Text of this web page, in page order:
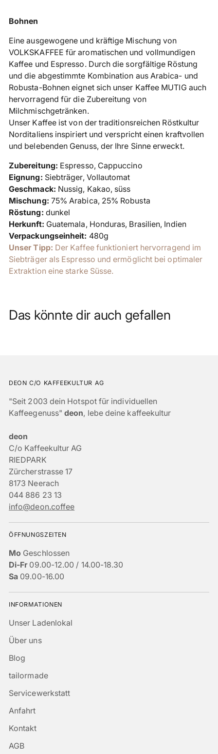
Produkt
den
Warenkorb
legen
Bohnen
Eine ausgewogene und kräftige Mischung von
VOLKSKAFFEE für aromatischen und vollmundigen
Kaffee und Espresso. Durch die sorgfältige Röstung
und die abgestimmte Kombination aus Arabica- und
Robusta-Bohnen eignet sich unser Kaffee MUTIG auch
hervorragend für die Zubereitung von
Milchmischgetränken.
Unser Kaffee ist von der traditionsreichen Röstkultur
Norditaliens inspiriert und verspricht einen kraftvollen
und belebenden Genuss, der Ihre Sinne erweckt.
Zubereitung: Espresso, Cappuccino
Eignung: Siebträger, Vollautomat
Geschmack: Nussig, Kakao, süss
Mischung: 75% Arabica, 25% Robusta
Röstung: dunkel
Herkunft: Guatemala, Honduras, Brasilien, Indien
Verpackungseinheit: 480g
Unser Tipp: Der Kaffee funktioniert hervorragend im
Siebträger als Espresso und ermöglicht bei optimaler
Extraktion eine starke Süsse.
Das könnte dir auch gefallen
DEON C/O KAFFEEKULTUR AG
"Seit 2003 dein Hotspot für individuellen
Kaffeegenuss"deon, lebe deine kaffeekultur
deon
C/o Kaffeekultur AG
RIEDPARK
Zürcherstrasse 17
8173 Neerach
044 886 23 13
info@deon.coffee
ÖFFNUNGSZEITEN
Mo Geschlossen
Di-Fr09.00-12.00 / 14.00-18.30
Sa 09.00-16.00
INFORMATIONEN
Unser Ladenlokal
Über uns
Blog
tailormade
Servicewerkstatt
Anfahrt
Kontakt
AGB